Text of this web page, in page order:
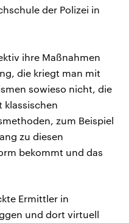
der Polizei in
ihre Maßnahmen
die kriegt man mit
sowieso nicht, die
klassischen
zum Beispiel
zu diesen
bekommt und das
Ermittler in
und dort virtuell